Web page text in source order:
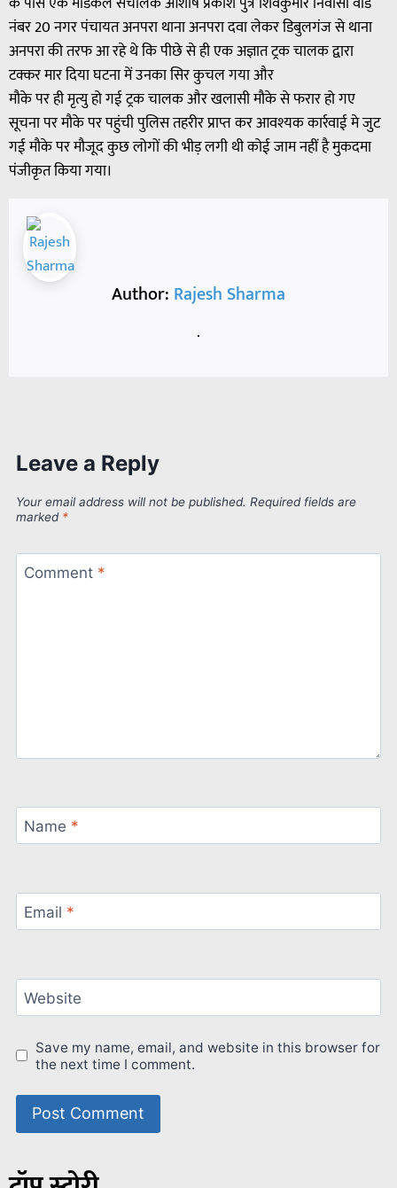
नंबर 20 नगर पंचायत अनपरा थाना अनपरा दवा लेकर डिबुलगंज से थाना
अनपरा की तरफ आ रहे थे कि पीछे से ही एक अज्ञात ट्रक चालक द्वारा
टक्कर मार दिया घटना में उनका सिर कुचल गया और
मौके पर ही मृत्यु हो गई ट्रक चालक और खलासी मौके से फरार हो गए
सूचना पर मौके पर पहुंची पुलिस तहरीर प्राप्त कर आवश्यक कार्रवाई मे जुट
गई मौके पर मौजूद कुछ लोगों की भीड़ लगी थी कोई जाम नहीं है मुकदमा
पंजीकृत किया गया।
Author: Rajesh Sharma
.
Leave a Reply
Your email address will not be published. Required fields are
marked *
Comment *
Name *
Email *
Website
Save my name, email, and website in this browser for
the next time I comment.